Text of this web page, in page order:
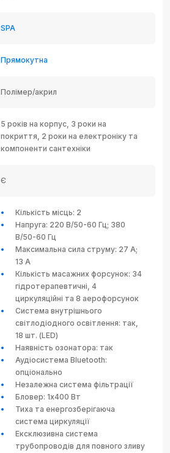
SPA
Прямокутна
Полімер/акрил
5 років на корпус, 3 роки на
покриття, 2 роки на електроніку та
компоненти сантехніки
Є
Кількість місць: 2
Напруга: 220 В/50-60 Гц; 380
В/50-60 Гц
Максимальна сила струму: 27 А;
13 А
Кількість масажних форсунок: 34
гідротерапевтичні, 4
циркуляційні та 8 аерофорсунок
Система внутрішнього
світлодіодного освітлення: так,
18 шт. (LED)
Наявність озонатора: так
Аудіосистема Bluetooth:
опціонально
Незалежна система фільтрації
Бловер: 1x400 Вт
Тиха та енергозберігаюча
система циркуляції
Ексклюзивна система
трубопроводів для повного зливу